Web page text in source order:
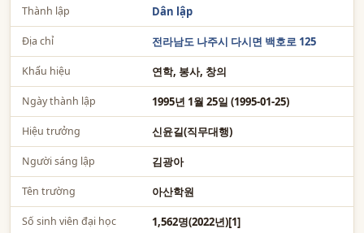
Thành lập Dân lập
Địa chỉ 전라남도 나주시 다시면 백호로 125
Khẩu hiệu 연학, 봉사, 창의
Ngày thành lập 1995년 1월 25일 (1995-01-25)
Hiệu trưởng 신윤길(직무대행)
Người sáng lập 김광아
Tên trường 아산학원
Số sinh viên đại học 1,562명(2022년)[1]